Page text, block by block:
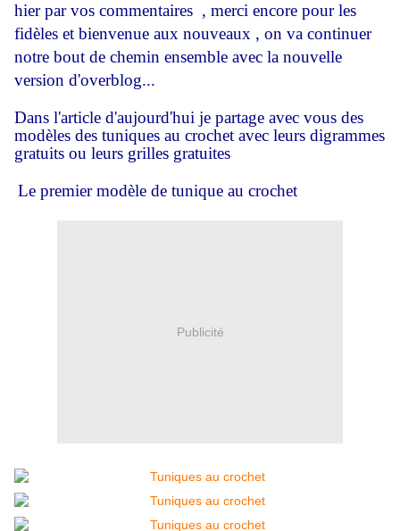
hier par vos commentaires , merci encore pour les
fidèles et bienvenue aux nouveaux , on va continuer
notre bout de chemin ensemble avec la nouvelle
version d'overblog...
Dans l'article d'aujourd'hui je partage avec vous des
modèles des tuniques au crochet avec leurs digrammes
gratuits ou leurs grilles gratuites
Le premier modèle de tunique au crochet
Publicité